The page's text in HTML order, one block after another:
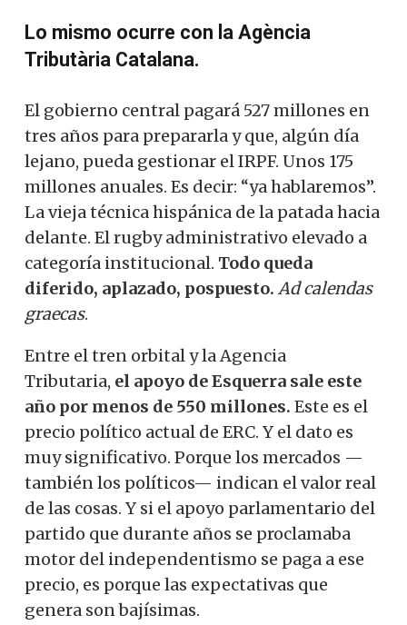
Lo mismo ocurre con la Agència
Tributària Catalana.
El gobierno central pagará 527 millones en
tres años para prepararla y que, algún día
lejano, pueda gestionar el IRPF. Unos 175
millones anuales. Es decir: “ya hablaremos”.
La vieja técnica hispánica de la patada hacia
delante. El rugby administrativo elevado a
categoría institucional. Todo queda
diferido, aplazado, pospuesto. Ad calendas
graecas.
Entre el tren orbital y la Agencia
Tributaria, el apoyo de Esquerra sale este
año por menos de 550 millones. Este es el
precio político actual de ERC. Y el dato es
muy significativo. Porque los mercados —
también los políticos— indican el valor real
de las cosas. Y si el apoyo parlamentario del
partido que durante años se proclamaba
motor del independentismo se paga a ese
precio, es porque las expectativas que
genera son bajísimas.